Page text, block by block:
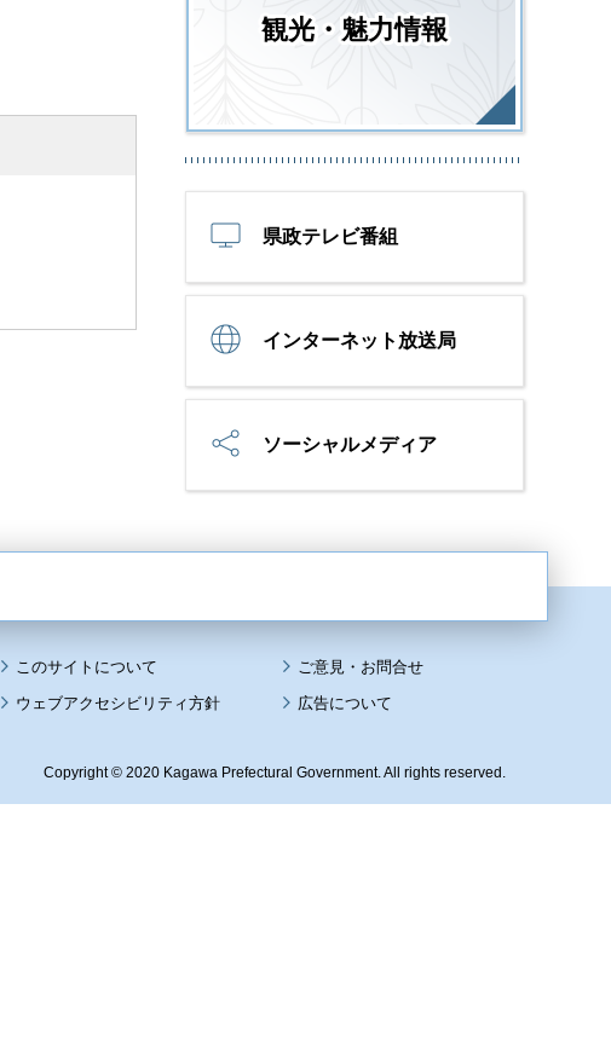
観光・魅力情報
県政テレビ番組
インターネット放送局
ソーシャルメディア
このサイトについて
ウェブアクセシビリティ方針 広告について
Copyright © 2020 Kagawa Prefectural Government. All rights reserved.